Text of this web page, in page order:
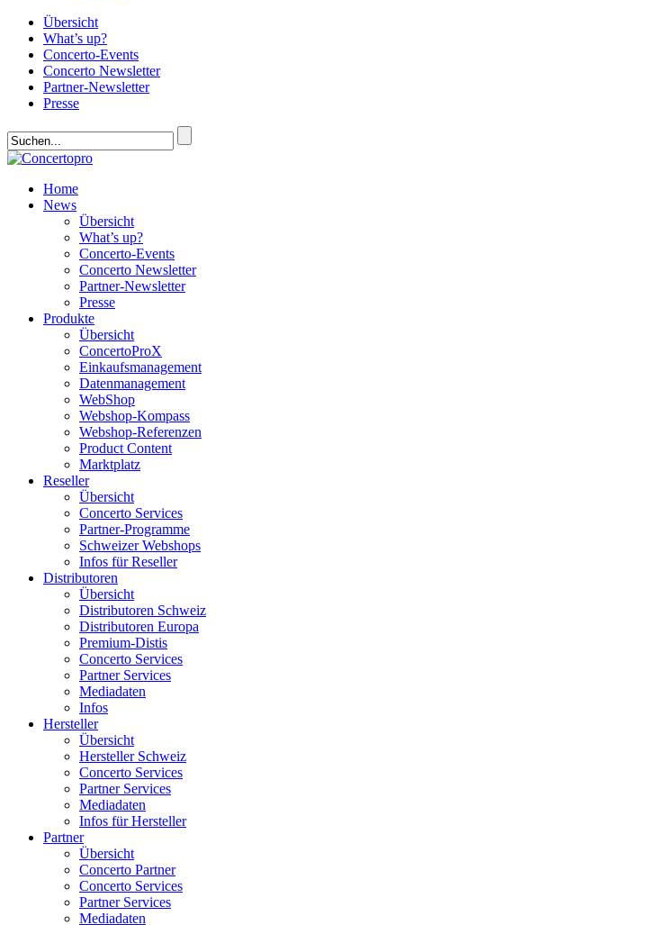
Übersicht
What’s up?
Concerto-Events
Concerto Newsletter
Partner-Newsletter
Presse
Home
News
Übersicht
What’s up?
Concerto-Events
Concerto Newsletter
Partner-Newsletter
Presse
Produkte
Übersicht
ConcertoProX
Einkaufsmanagement
Datenmanagement
WebShop
Webshop-Kompass
Webshop-Referenzen
Product Content
Marktplatz
Reseller
Übersicht
Concerto Services
Partner-Programme
Schweizer Webshops
Infos für Reseller
Distributoren
Übersicht
Distributoren Schweiz
Distributoren Europa
Premium-Distis
Concerto Services
Partner Services
Mediadaten
Infos
Hersteller
Übersicht
Hersteller Schweiz
Concerto Services
Partner Services
Mediadaten
Infos für Hersteller
Partner
Übersicht
Concerto Partner
Concerto Services
Partner Services
Mediadaten